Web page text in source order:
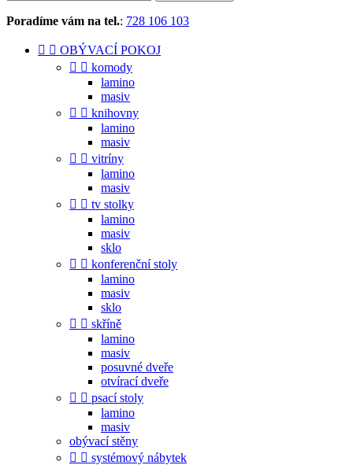
Poradíme vám na tel.: 728 106 103
  OBÝVACÍ POKOJ
  komody
lamino
masiv
  knihovny
lamino
masiv
  vitríny
lamino
masiv
  tv stolky
lamino
masiv
sklo
  konferenční stoly
lamino
masiv
sklo
  skříně
lamino
masiv
posuvné dveře
otvírací dveře
  psací stoly
lamino
masiv
obývací stěny
  systémový nábytek